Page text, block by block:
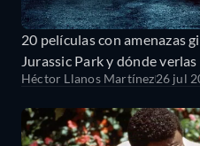
20 películas con amenazas
Jurassic Park y dónde verlas
Héctor Llanos Martínez26 jul